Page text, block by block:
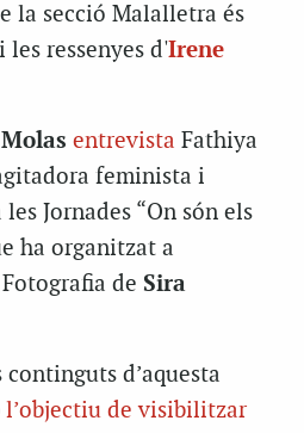
la secció Malalletra és
les ressenyes d'Irene
entrevista Fathiya
feminista i
Jornades “On són els
ha organitzat a
de Sira
d’aquesta
l’objectiu de visibilitzar